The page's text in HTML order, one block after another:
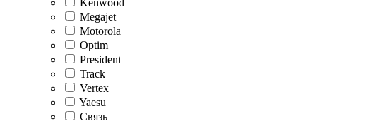
Kenwood
Megajet
Motorola
Optim
President
Track
Vertex
Yaesu
Связь